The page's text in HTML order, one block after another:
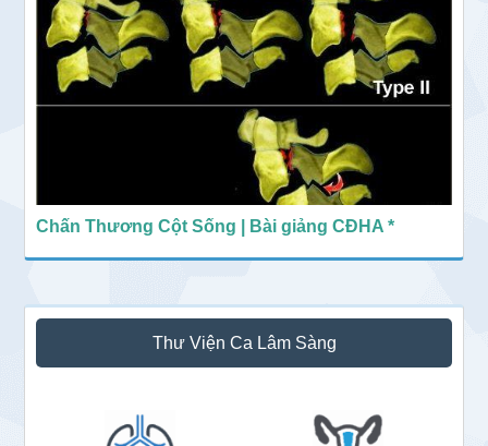
Chấn Thương Cột Sống | Bài giảng CĐHA *
Thư Viện Ca Lâm Sàng